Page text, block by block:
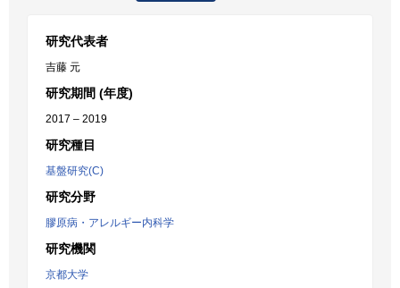
研究代表者
吉藤 元
研究期間 (年度)
2017 – 2019
研究種目
基盤研究(C)
研究分野
膠原病・アレルギー内科学
研究機関
京都大学